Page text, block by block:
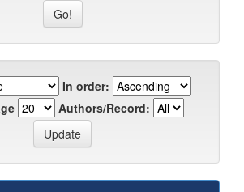
In order:
Authors/Record: